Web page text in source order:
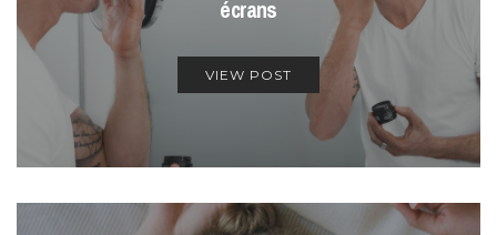
écrans
VIEW POST